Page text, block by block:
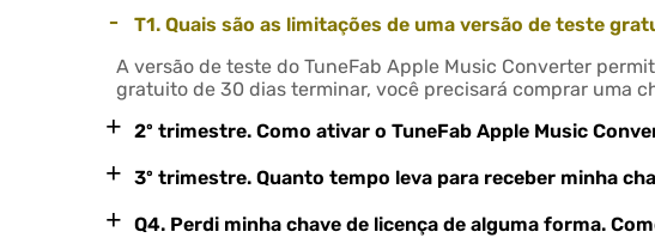
-
T1. Quais são as limitações de uma versão de teste
A versão de teste do TuneFab Apple Music Converter
gratuito de 30 dias terminar, você precisará comprar uma
+ 2º trimestre. Como ativar o TuneFab Apple Music
+ 3º trimestre. Quanto tempo leva para receber minha
+ Q4. Perdi minha chave de licença de alguma forma.